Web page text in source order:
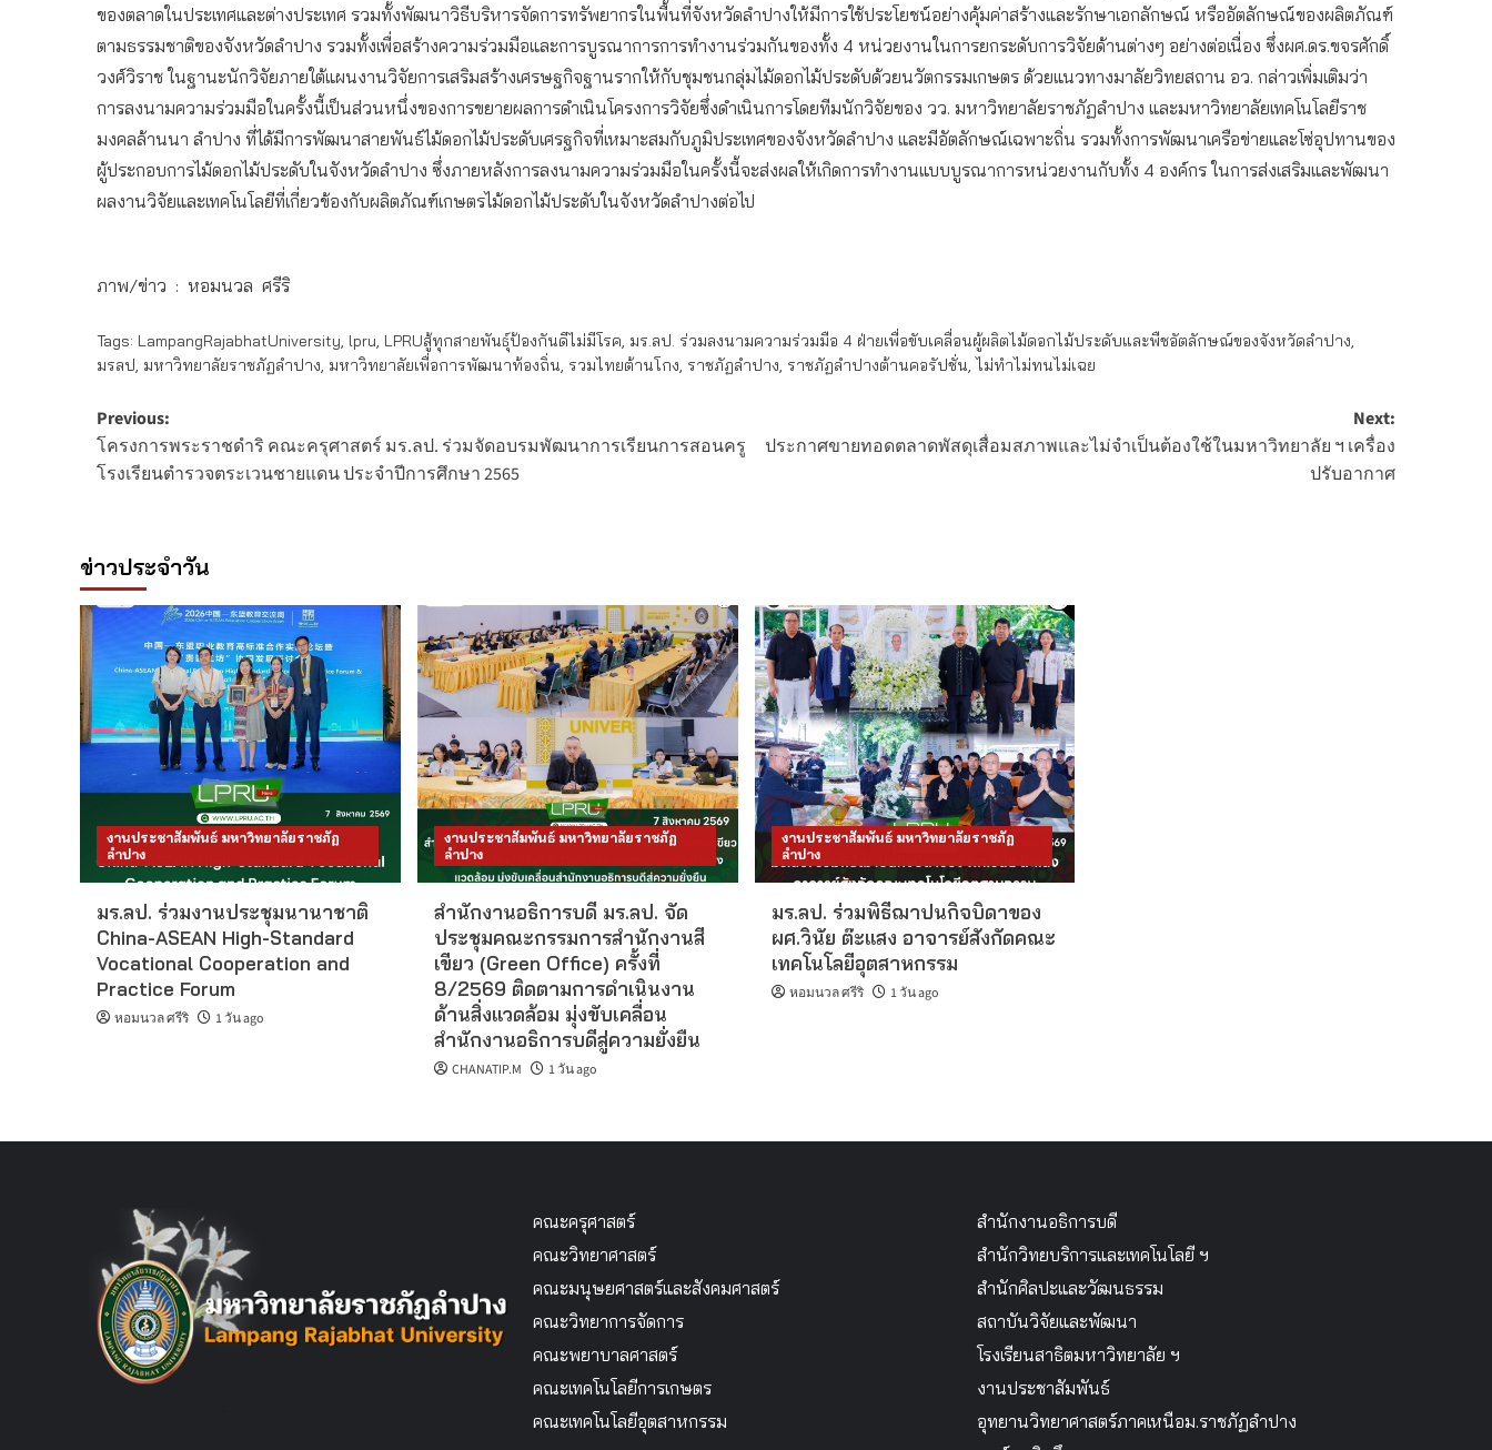
ของตลาดในประเทศและต่างประเทศ รวมทั้งพัฒนาวิธีบริหารจัดการทรัพยากรในพื้นที่จังหวัดลำปางให้มีการใช้ประโยชน์อย่างคุ้มค่าสร้างและรักษาเอกลักษณ์ หรืออัตลักษณ์ของผลิตภัณฑ์
ตามธรรมชาติของจังหวัดลำปาง รวมทั้งเพื่อสร้างความร่วมมือและการบูรณาการการทำงานร่วมกันของทั้ง 4 หน่วยงานในการยกระดับการวิจัยด้านต่างๆ อย่างต่อเนื่อง ซึ่งผศ.ดร.ขจรศักดิ์
วงศ์วิราช ในฐานะนักวิจัยภายใต้แผนงานวิจัยการเสริมสร้างเศรษฐกิจฐานรากให้กับชุมชนกลุ่มไม้ดอกไม้ประดับด้วยนวัตกรรมเกษตร ด้วยแนวทางมาลัยวิทยสถาน อว. กล่าวเพิ่มเติมว่า
การลงนามความร่วมมือในครั้งนี้เป็นส่วนหนึ่งของการขยายผลการดำเนินโครงการวิจัยซึ่งดำเนินการโดยทีมนักวิจัยของ วว. มหาวิทยาลัยราชภัฏลำปาง และมหาวิทยาลัยเทคโนโลยีราช
มงคลล้านนา ลำปาง ที่ได้มีการพัฒนาสายพันธ์ไม้ดอกไม้ประดับเศรฐกิจที่เหมาะสมกับภูมิประเทศของจังหวัดลำปาง และมีอัตลักษณ์เฉพาะถิ่น รวมทั้งการพัฒนาเครือข่ายและโซ่อุปทานของ
ผู้ประกอบการไม้ดอกไม้ประดับในจังหวัดลำปาง ซึ่งภายหลังการลงนามความร่วมมือในครั้งนี้จะส่งผลให้เกิดการทำงานแบบบูรณาการหน่วยงานกับทั้ง 4 องค์กร ในการส่งเสริมและพัฒนา
ผลงานวิจัยและเทคโนโลยีที่เกี่ยวข้องกับผลิตภัณฑ์เกษตรไม้ดอกไม้ประดับในจังหวัดลำปางต่อไป
ภาพ/ข่าว : หอมนวล ศรีริ
Tags: LampangRajabhatUniversity, lpru, LPRUสู้ทุกสายพันธุ์ป้องกันดีไม่มีโรค, มร.ลป. ร่วมลงนามความร่วมมือ 4 ฝ่ายเพื่อขับเคลื่อนผู้ผลิตไม้ดอกไม้ประดับและพืชอัตลักษณ์ของจังหวัดลำปาง,
มรลป, มหาวิทยาลัยราชภัฏลำปาง, มหาวิทยาลัยเพื่อการพัฒนาท้องถิ่น, รวมไทยต้านโกง, ราชภัฏลำปาง, ราชภัฏลำปางต้านคอรัปชั่น, ไม่ทำไม่ทนไม่เฉย
Post
navigation
Previous:
โครงการพระราชดำริ คณะครุศาสตร์ มร.ลป. ร่วมจัดอบรมพัฒนาการเรียนการสอนครู
โรงเรียนตำรวจตระเวนชายแดน ประจำปีการศึกษา 2565
Next:
ประกาศขายทอดตลาดพัสดุเสื่อมสภาพและไม่จำเป็นต้องใช้ในมหาวิทยาลัย ฯ เครื่อง
ปรับอากาศ
ข่าวประจำวัน
งานประชาสัมพันธ์ มหาวิทยาลัยราชภัฏ
ลำปาง
มร.ลป. ร่วมงานประชุมนานาชาติ
China-ASEAN High-Standard
Vocational Cooperation and
Practice Forum
หอมนวล ศรีริ 1 วัน ago
งานประชาสัมพันธ์ มหาวิทยาลัยราชภัฏ
ลำปาง
สำนักงานอธิการบดี มร.ลป. จัด
ประชุมคณะกรรมการสำนักงานสี
เขียว (Green Office) ครั้งที่
8/2569 ติดตามการดำเนินงาน
ด้านสิ่งแวดล้อม มุ่งขับเคลื่อน
สำนักงานอธิการบดีสู่ความยั่งยืน
CHANATIP.M 1 วัน ago
งานประชาสัมพันธ์ มหาวิทยาลัยราชภัฏ
ลำปาง
มร.ลป. ร่วมพิธีฌาปนกิจบิดาของ
ผศ.วินัย ต๊ะแสง อาจารย์สังกัดคณะ
เทคโนโลยีอุตสาหกรรม
หอมนวล ศรีริ 1 วัน ago
คณะครุศาสตร์
คณะวิทยาศาสตร์
คณะมนุษยศาสตร์และสังคมศาสตร์
คณะวิทยาการจัดการ
คณะพยาบาลศาสตร์
คณะเทคโนโลยีการเกษตร
คณะเทคโนโลยีอุตสาหกรรม
สำนักงานอธิการบดี
สำนักวิทยบริการและเทคโนโลยี ฯ
สำนักศิลปะและวัฒนธรรม
สถาบันวิจัยและพัฒนา
โรงเรียนสาธิตมหาวิทยาลัย ฯ
งานประชาสัมพันธ์
อุทยานวิทยาศาสตร์ภาคเหนือม.ราชภัฏลำปาง